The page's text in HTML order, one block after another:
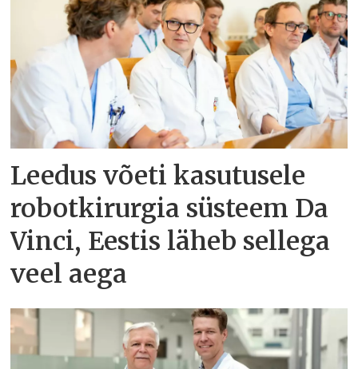
Leedus võeti kasutusele
robotkirurgia süsteem Da
Vinci, Eestis läheb sellega
veel aega